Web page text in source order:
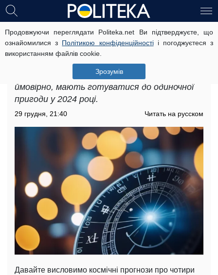
Продовжуючи переглядати Politeka.net Ви підтверджуєте, що
ознайомилися з Політикою конфіденційностіі погоджуєтеся з
використанням файлів cookie.
Зрозумів
Які знаки Зодіаку можуть бути
самотніми у 2024 році: астрологи
склали топ-4
У світі зірок та планет деякі знаки зодіаку,
ймовірно, мають готуватися до одиночної
пригоди у 2024 році.
29 грудня, 21:40 Читать на русском
Давайте висловимо космічні прогнози про чотири